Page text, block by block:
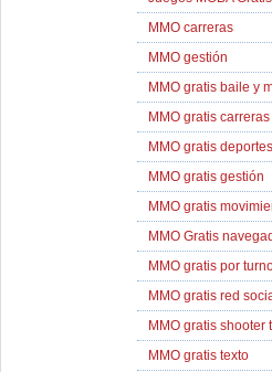
MMO carreras
MMO gestión
MMO gratis baile y
MMO gratis carreras
MMO gratis deportes
MMO gratis gestión
MMO gratis
MMO Gratis
MMO gratis por
MMO gratis red
MMO gratis shooter
MMO gratis texto